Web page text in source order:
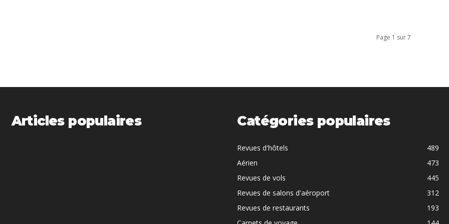
Page 1 sur 7
Articles populaires Catégories populaires
Revues d'hôtels
489
Aérien
473
Revues de vols
445
Revues de salons d'aéroport
312
Revues de restaurants
193